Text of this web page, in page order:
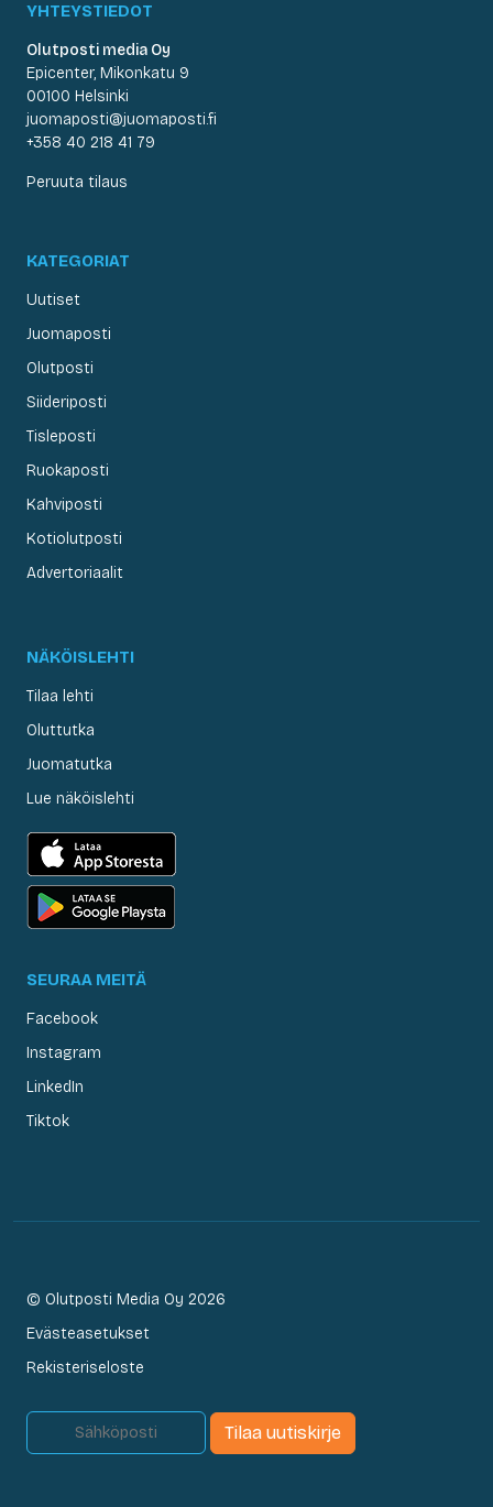
YHTEYSTIEDOT
Olutposti media Oy
Epicenter, Mikonkatu 9
00100 Helsinki
juomaposti@juomaposti.fi
+358 40 218 41 79
Peruuta tilaus
KATEGORIAT
Uutiset
Juomaposti
Olutposti
Siideriposti
Tisleposti
Ruokaposti
Kahviposti
Kotiolutposti
Advertoriaalit
NÄKÖISLEHTI
Tilaa lehti
Oluttutka
Juomatutka
Lue näköislehti
SEURAA MEITÄ
Facebook
Instagram
LinkedIn
Tiktok
© Olutposti Media Oy 2026
Evästeasetukset
Rekisteriseloste
Tilaa uutiskirje